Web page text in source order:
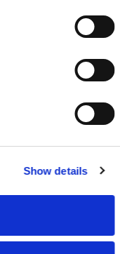
Show details